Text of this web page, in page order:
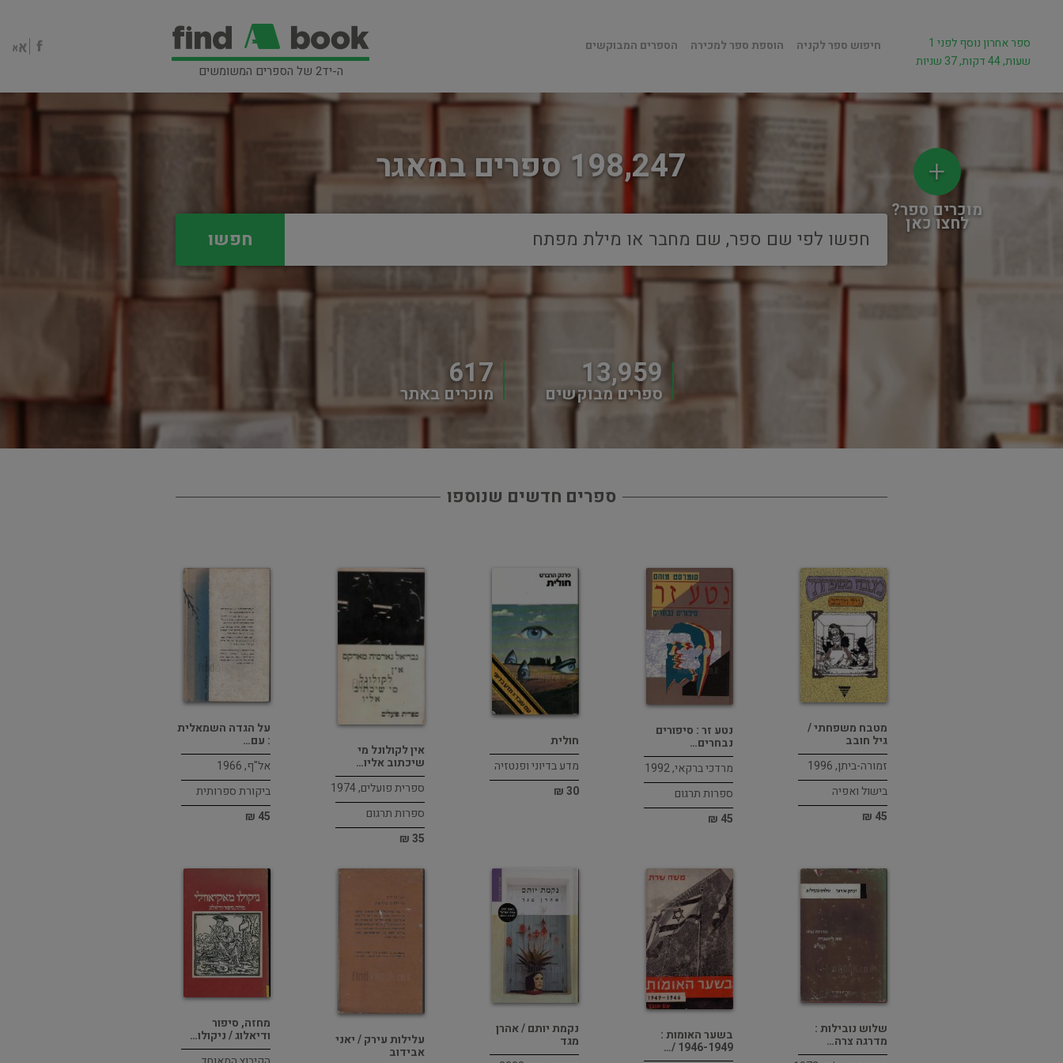
ה-יד2 של הספרים המשומשים
חיפוש ספר לקניה הוספת ספר למכירה הספרים המבוקשים
ספר אחרון נוסף לפני 1
שעות, 44 דקות, 37 שניות
198,247 ספרים במאגר
חפשו
13,959
ספרים מבוקשים
617
מוכרים באתר
מוכרים ספר?
לחצו כאן
ספרים חדשים שנוספו
מטבח משפחתי /
גיל חובב
זמורה-ביתן, 1996
בישול ואפיה
45 ₪
נטע זר : סיפורים
נבחרים…
מרדכי ברקאי, 1992
ספרות תרגום
45 ₪
חולית
מדע בדיוני ופנטזיה
30 ₪
אין לקולונל מי
שיכתוב אליו…
ספרית פועלים, 1974
ספרות תרגום
35 ₪
על הגדה השמאלית
: עם…
אל"ף, 1966
ביקורת ספרותית
45 ₪
שלוש נובילות :
מדרגה צרה…
בשער האומות :
1946-1949 /…
נקמת יותם / אהרן
מגד
עלילות עירק / יאני
אבידוב
מחזה, סיפור
ודיאלוג / ניקולו…